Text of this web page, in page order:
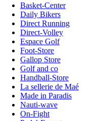
Basket-Center
Daily Bikers
Direct Running
Direct-Volley
Espace Golf
Foot-Store
Gallop Store
Golf and co
Handball-Store
La sellerie de Maé
Made in Paradis
Nauti-wave
On-Fight